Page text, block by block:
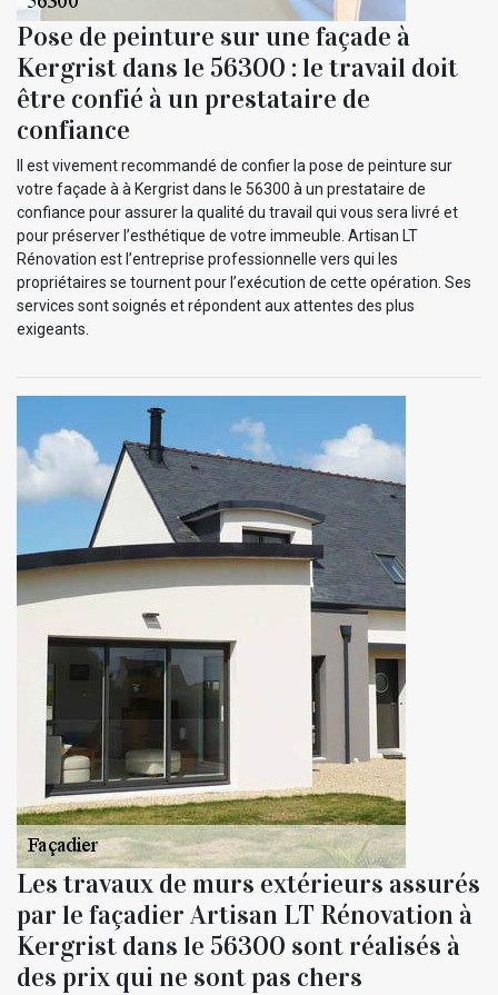
Pose de peinture sur une façade à
Kergrist dans le 56300 : le travail doit
être confié à un prestataire de
confiance
Il est vivement recommandé de confier la pose de peinture sur
votre façade à à Kergrist dans le 56300 à un prestataire de
confiance pour assurer la qualité du travail qui vous sera livré et
pour préserver l’esthétique de votre immeuble. Artisan LT
Rénovation est l’entreprise professionnelle vers qui les
propriétaires se tournent pour l’exécution de cette opération. Ses
services sont soignés et répondent aux attentes des plus
exigeants.
Les travaux de murs extérieurs assurés
par le façadier Artisan LT Rénovation à
Kergrist dans le 56300 sont réalisés à
des prix qui ne sont pas chers